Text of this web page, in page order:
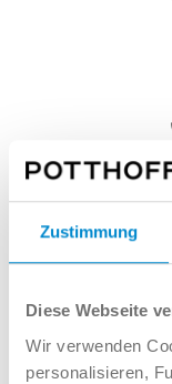
Zustimmung
Diese Webseite
Wir verwenden
personalisieren,